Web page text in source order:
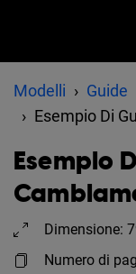
Modelli
Guide
Esempio Di
Esempio
Dimensione:
Numero di